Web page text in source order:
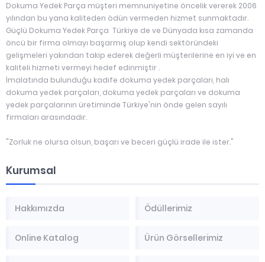
Dokuma Yedek Parça müşteri memnuniyetine öncelik vererek 2006
yılından bu yana kaliteden ödün vermeden hizmet sunmaktadır.
Güçlü Dokuma Yedek Parça Türkiye de ve Dünyada kısa zamanda
öncü bir firma olmayı başarmış olup kendi sektöründeki
gelişmeleri yakından takip ederek değerli müşterilerine en iyi ve en
kaliteli hizmeti vermeyi hedef edinmiştir .
İmalatında bulunduğu kadife dokuma yedek parçaları, halı
dokuma yedek parçaları, dokuma yedek parçaları ve dokuma
yedek parçalarının üretiminde Türkiye'nin önde gelen sayılı
firmaları arasındadır.
"Zorluk ne olursa olsun, başarı ve beceri güçlü irade ile ister."
Kurumsal
Hakkımızda Ödüllerimiz
Online Katalog Ürün Görsellerimiz